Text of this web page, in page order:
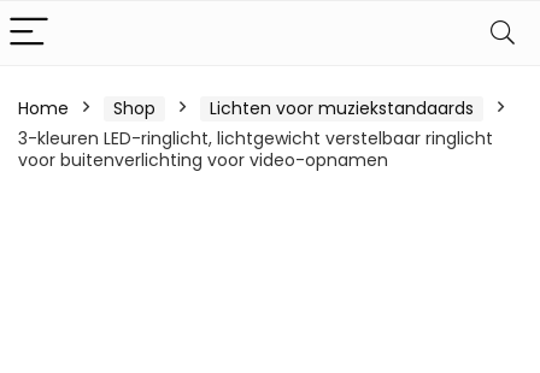
Home Shop
Lichten voor muziekstandaards
3-kleuren LED-ringlicht, lichtgewicht verstelbaar ringlicht
voor buitenverlichting voor video-opnamen